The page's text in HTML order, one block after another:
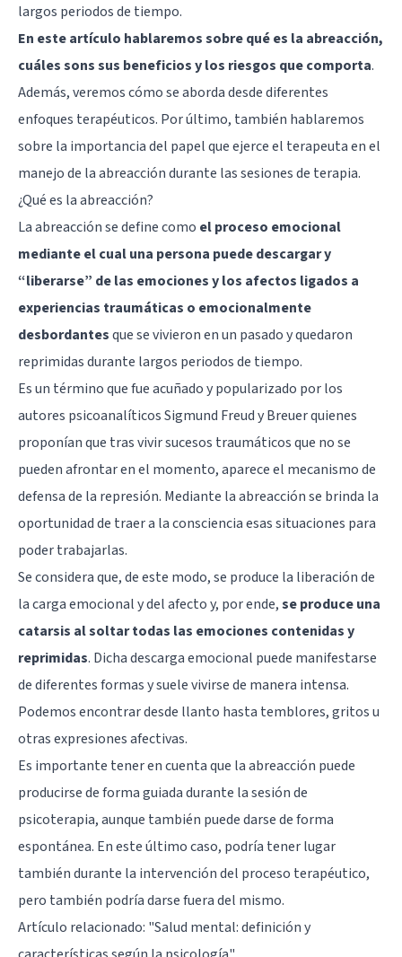
largos periodos de tiempo.
En este artículo hablaremos sobre qué es la abreacción,
cuáles sons sus beneficios y los riesgos que comporta.
Además, veremos cómo se aborda desde diferentes
enfoques terapéuticos. Por último, también hablaremos
sobre la importancia del papel que ejerce el terapeuta en el
manejo de la abreacción durante las sesiones de terapia.
¿Qué es la abreacción?
La abreacción se define como el proceso emocional
mediante el cual una persona puede descargar y
“liberarse” de las emociones y los afectos ligados a
experiencias traumáticas o emocionalmente
desbordantesque se vivieron en un pasado y quedaron
reprimidas durante largos periodos de tiempo.
Es un término que fue acuñado y popularizado por los
autores psicoanalíticosSigmund Freudy Breuer quienes
proponían que tras vivir sucesos traumáticos que no se
pueden afrontar en el momento, aparece el mecanismo de
defensa de la represión. Mediante la abreacción se brinda la
oportunidad de traer a la consciencia esas situaciones para
poder trabajarlas.
Se considera que, de este modo, se produce la liberación de
la carga emocional y del afecto y, por ende,se produce una
catarsis al soltar todas las emociones contenidas y
reprimidas. Dicha descarga emocional puede manifestarse
de diferentes formas y suele vivirse de manera intensa.
Podemos encontrar desde llanto hasta temblores, gritos u
otras expresiones afectivas.
Es importante tener en cuenta que la abreacción puede
producirse de forma guiada durante la sesión de
psicoterapia, aunque también puede darse de forma
espontánea. En este último caso, podría tener lugar
también durante la intervención del proceso terapéutico,
pero también podría darse fuera del mismo.
Artículo relacionado: "Salud mental: definición y